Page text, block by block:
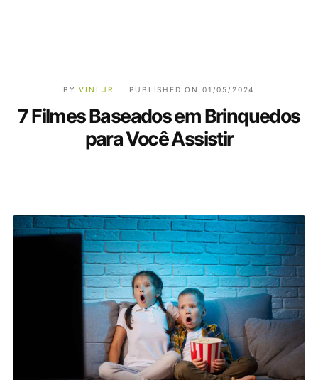
BYVINI JR PUBLISHED ON 01/05/2024
7 Filmes Baseados em Brinquedos
para Você Assistir